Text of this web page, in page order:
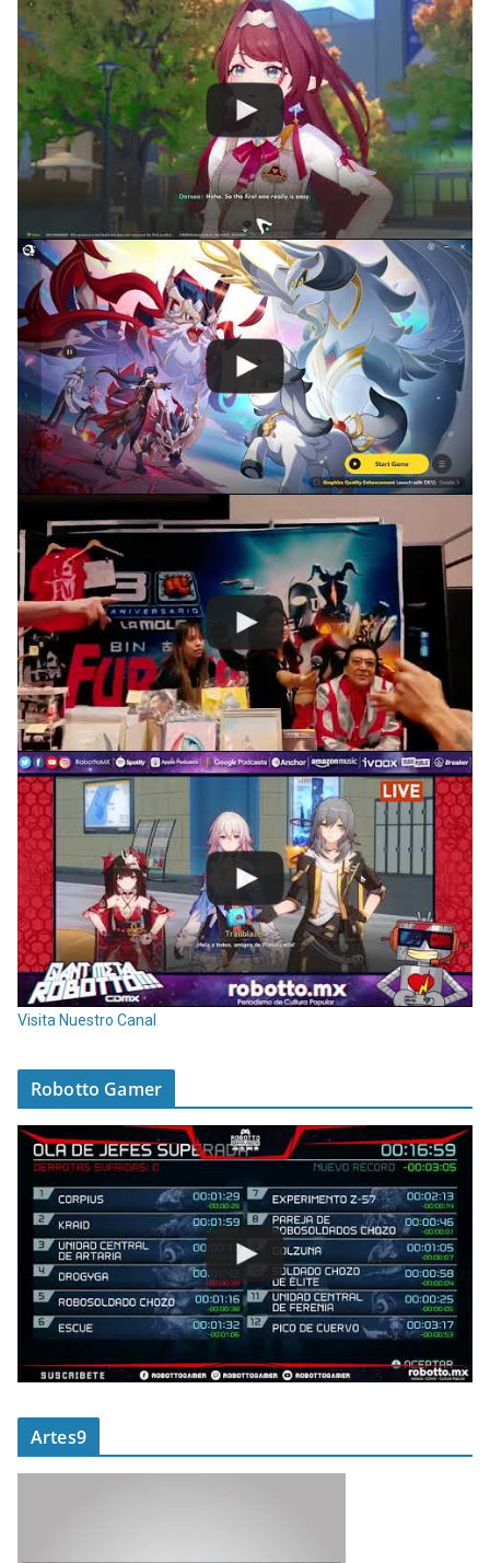
Visita Nuestro Canal
Robotto Gamer
Artes9